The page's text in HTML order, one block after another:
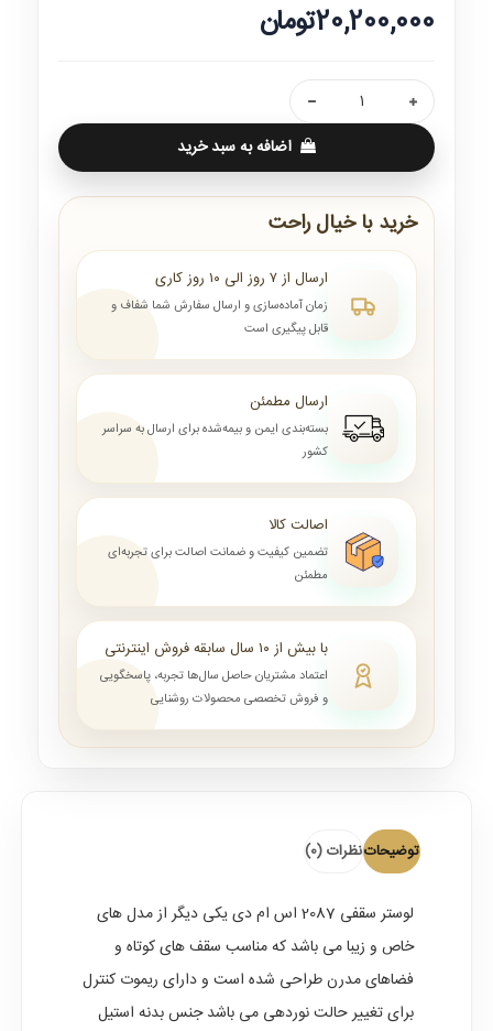
20,200,000تومان
اضافه به سبد خرید
خرید با خیال راحت
ارسال از ۷ روز الی ۱۰ روز کاری
زمان آماده‌سازی و ارسال سفارش شما شفاف و
قابل پیگیری است
ارسال مطمئن
بسته‌بندی ایمن و بیمه‌شده برای ارسال به سراسر
کشور
اصالت کالا
تضمین کیفیت و ضمانت اصالت برای تجربه‌ای
مطمئن
با بیش از ۱۰ سال سابقه فروش اینترنتی
اعتماد مشتریان حاصل سال‌ها تجربه، پاسخگویی
و فروش تخصصی محصولات روشنایی
توضیحاتنظرات (0)
لوستر سقفی 2087
اس ام دی یکی دیگر از مدل های
خاص و زیبا می باشد که مناسب سقف های کوتاه و
فضاهای مدرن طراحی شده است و دارای ریموت کنترل
برای تغییر حالت نوردهی می باشد جنس بدنه استیل